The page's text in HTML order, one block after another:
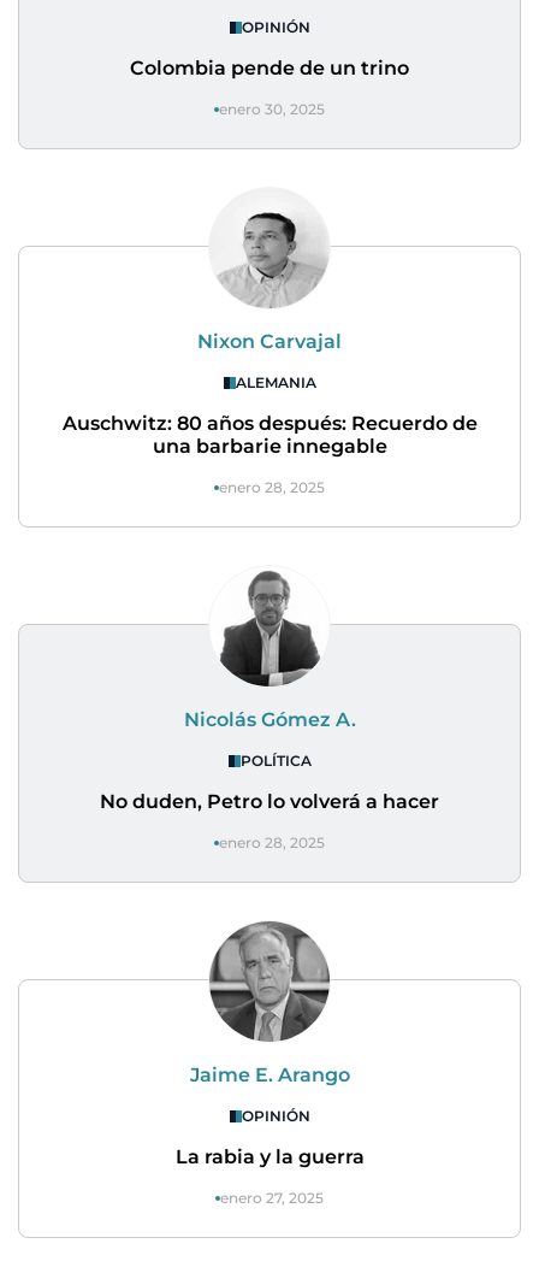
OPINIÓN
Colombia pende de un trino
enero 30, 2025
Nixon Carvajal
ALEMANIA
Auschwitz: 80 años después: Recuerdo de
una barbarie innegable
enero 28, 2025
Nicolás Gómez A.
POLÍTICA
No duden, Petro lo volverá a hacer
enero 28, 2025
Jaime E. Arango
OPINIÓN
La rabia y la guerra
enero 27, 2025